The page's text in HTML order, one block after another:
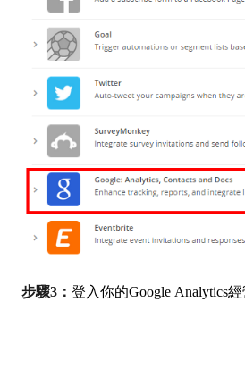
步驟3： 登入你的Google Analytics